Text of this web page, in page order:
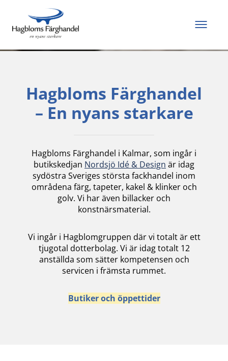
Allt du behöver för
att måla och renovera
Hagbloms Färghandel
– En nyans starkare
Hagbloms Färghandel i Kalmar, som ingår i
butikskedjan Nordsjö Idé & Design är idag
sydöstra Sveriges största fackhandel inom
områdena färg, tapeter, kakel & klinker och
golv. Vi har även billacker och
konstnärsmaterial.
Vi ingår i Hagblomgruppen där vi totalt är ett
tjugotal dotterbolag. Vi är idag totalt 12
anställda som sätter kompetensen och
servicen i främsta rummet.
Butiker och öppettider